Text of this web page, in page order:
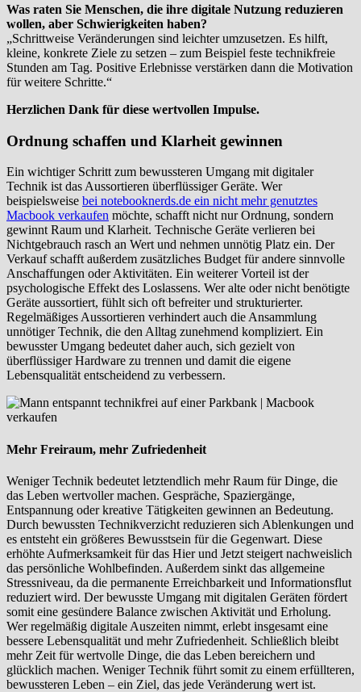
Was raten Sie Menschen, die ihre digitale Nutzung reduzieren
wollen, aber Schwierigkeiten haben?
„Schrittweise Veränderungen sind leichter umzusetzen. Es hilft,
kleine, konkrete Ziele zu setzen – zum Beispiel feste technikfreie
Stunden am Tag. Positive Erlebnisse verstärken dann die Motivation
für weitere Schritte.“
Herzlichen Dank für diese wertvollen Impulse.
Ordnung schaffen und Klarheit gewinnen
Ein wichtiger Schritt zum bewussteren Umgang mit digitaler
Technik ist das Aussortieren überflüssiger Geräte. Wer
beispielsweise bei notebooknerds.de ein nicht mehr genutztes
Macbook verkaufen möchte, schafft nicht nur Ordnung, sondern
gewinnt Raum und Klarheit. Technische Geräte verlieren bei
Nichtgebrauch rasch an Wert und nehmen unnötig Platz ein. Der
Verkauf schafft außerdem zusätzliches Budget für andere sinnvolle
Anschaffungen oder Aktivitäten. Ein weiterer Vorteil ist der
psychologische Effekt des Loslassens. Wer alte oder nicht benötigte
Geräte aussortiert, fühlt sich oft befreiter und strukturierter.
Regelmäßiges Aussortieren verhindert auch die Ansammlung
unnötiger Technik, die den Alltag zunehmend kompliziert. Ein
bewusster Umgang bedeutet daher auch, sich gezielt von
überflüssiger Hardware zu trennen und damit die eigene
Lebensqualität entscheidend zu verbessern.
Mehr Freiraum, mehr Zufriedenheit
Weniger Technik bedeutet letztendlich mehr Raum für Dinge, die
das Leben wertvoller machen. Gespräche, Spaziergänge,
Entspannung oder kreative Tätigkeiten gewinnen an Bedeutung.
Durch bewussten Technikverzicht reduzieren sich Ablenkungen und
es entsteht ein größeres Bewusstsein für die Gegenwart. Diese
erhöhte Aufmerksamkeit für das Hier und Jetzt steigert nachweislich
das persönliche Wohlbefinden. Außerdem sinkt das allgemeine
Stressniveau, da die permanente Erreichbarkeit und Informationsflut
reduziert wird. Der bewusste Umgang mit digitalen Geräten fördert
somit eine gesündere Balance zwischen Aktivität und Erholung.
Wer regelmäßig digitale Auszeiten nimmt, erlebt insgesamt eine
bessere Lebensqualität und mehr Zufriedenheit. Schließlich bleibt
mehr Zeit für wertvolle Dinge, die das Leben bereichern und
glücklich machen. Weniger Technik führt somit zu einem erfüllteren,
bewussteren Leben – ein Ziel, das jede Veränderung wert ist.